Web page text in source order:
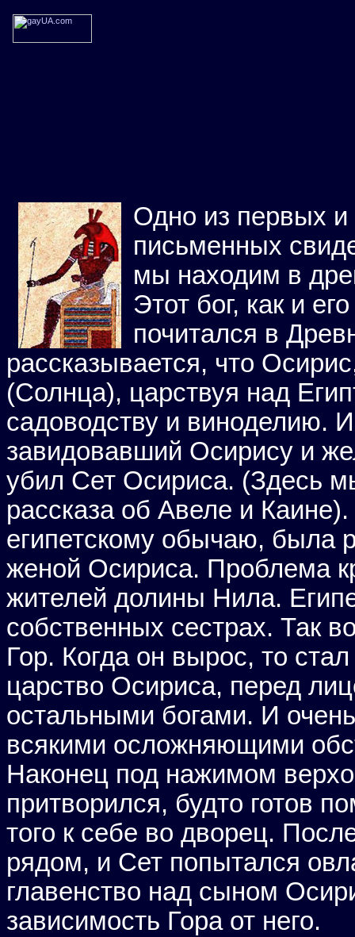
Одно из первых
письменных
мы находим в
Этот бог, как и
почитался в
рассказывается, что
(Солнца), царствуя над
садоводству и виноделию.
завидовавший Осирису и
убил Сет Осириса. (Здесь
рассказа об Авеле и
египетскому обычаю, была
женой Осириса. Проблема
жителей долины Нила.
собственных сестрах. Так
Гор. Когда он вырос, то
царство Осириса, перед
остальными богами. И
всякими осложняющими
Наконец под нажимом
притворился, будто готов
того к себе во дворец.
рядом, и Сет попытался
главенство над сыном
зависимость Гора от него.